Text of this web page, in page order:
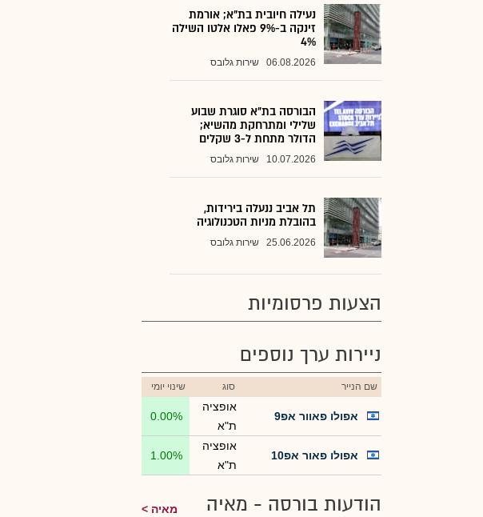
נעילה חיובית בת"א; אורמת
זינקה ב-9% פאלו אלטו השילה
4%
06.08.2026 שירות גלובס
הבורסה בת״א סוגרת שבוע
שלילי ומתרחקת מהשיא;
הדולר מתחת ל-3 שקלים
10.07.2026 שירות גלובס
תל אביב ננעלה בירידות,
בהובלת מניות הטכנולוגיה
25.06.2026 שירות גלובס
הצעות פרסומיות
ניירות ערך נוספים
שם הנייר סוג שינוי יומי
אפולו פאוור אפ9
אופציה
ת"א
0.00%
אפולו פאור אפ10
אופציה
ת"א
1.00%
הודעות בורסה - מאיה מאיה